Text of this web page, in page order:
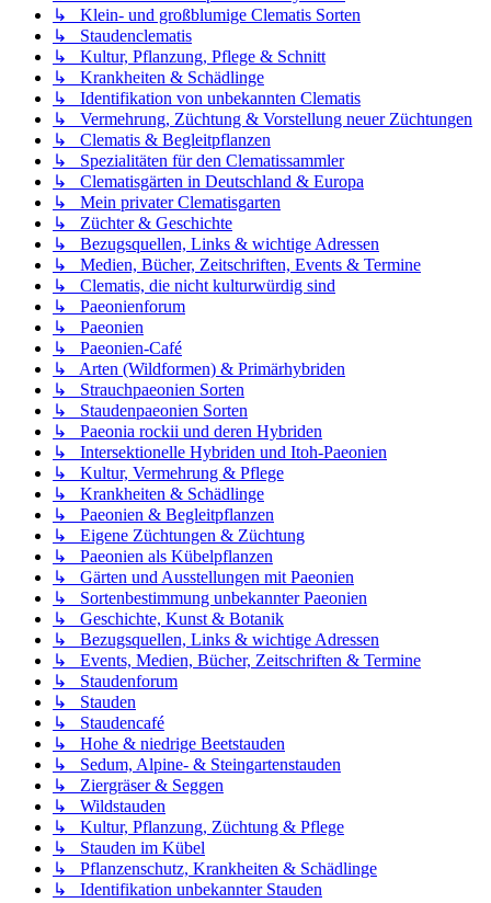
↳ Klein- und großblumige Clematis Sorten
↳ Staudenclematis
↳ Kultur, Pflanzung, Pflege & Schnitt
↳ Krankheiten & Schädlinge
↳ Identifikation von unbekannten Clematis
↳ Vermehrung, Züchtung & Vorstellung neuer Züchtungen
↳ Clematis & Begleitpflanzen
↳ Spezialitäten für den Clematissammler
↳ Clematisgärten in Deutschland & Europa
↳ Mein privater Clematisgarten
↳ Züchter & Geschichte
↳ Bezugsquellen, Links & wichtige Adressen
↳ Medien, Bücher, Zeitschriften, Events & Termine
↳ Clematis, die nicht kulturwürdig sind
↳ Paeonienforum
↳ Paeonien
↳ Paeonien-Café
↳ Arten (Wildformen) & Primärhybriden
↳ Strauchpaeonien Sorten
↳ Staudenpaeonien Sorten
↳ Paeonia rockii und deren Hybriden
↳ Intersektionelle Hybriden und Itoh-Paeonien
↳ Kultur, Vermehrung & Pflege
↳ Krankheiten & Schädlinge
↳ Paeonien & Begleitpflanzen
↳ Eigene Züchtungen & Züchtung
↳ Paeonien als Kübelpflanzen
↳ Gärten und Ausstellungen mit Paeonien
↳ Sortenbestimmung unbekannter Paeonien
↳ Geschichte, Kunst & Botanik
↳ Bezugsquellen, Links & wichtige Adressen
↳ Events, Medien, Bücher, Zeitschriften & Termine
↳ Staudenforum
↳ Stauden
↳ Staudencafé
↳ Hohe & niedrige Beetstauden
↳ Sedum, Alpine- & Steingartenstauden
↳ Ziergräser & Seggen
↳ Wildstauden
↳ Kultur, Pflanzung, Züchtung & Pflege
↳ Stauden im Kübel
↳ Pflanzenschutz, Krankheiten & Schädlinge
↳ Identifikation unbekannter Stauden